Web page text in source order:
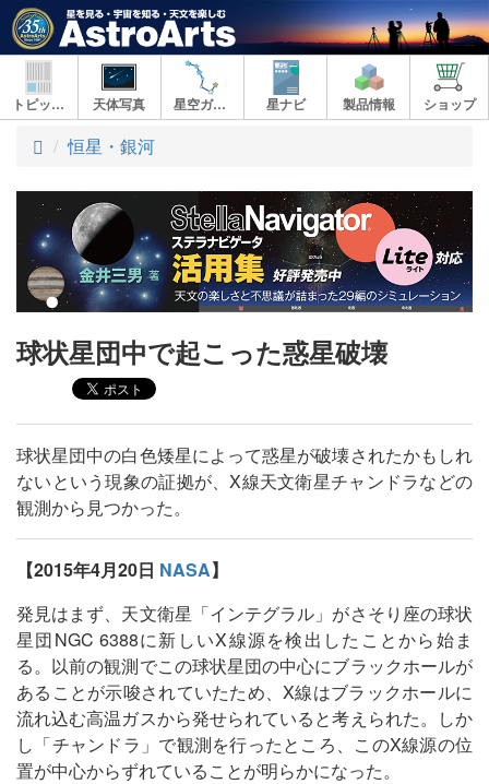
トピックス 天体写真 星空ガイド 星ナビ 製品情報 ショップ
ト
プ
恒星・銀河
球状星団中で起こった惑星破壊
球状星団中の白色矮星によって惑星が破壊されたかもしれ
ないという現象の証拠が、X線天文衛星チャンドラなどの
観測から見つかった。
【2015年4月20日 NASA】
発見はまず、天文衛星「インテグラル」がさそり座の球状
星団NGC 6388に新しいX線源を検出したことから始ま
る。以前の観測でこの球状星団の中心にブラックホールが
あることが示唆されていたため、X線はブラックホールに
流れ込む高温ガスから発せられていると考えられた。しか
し「チャンドラ」で観測を行ったところ、このX線源の位
置が中心からずれていることが明らかになった。